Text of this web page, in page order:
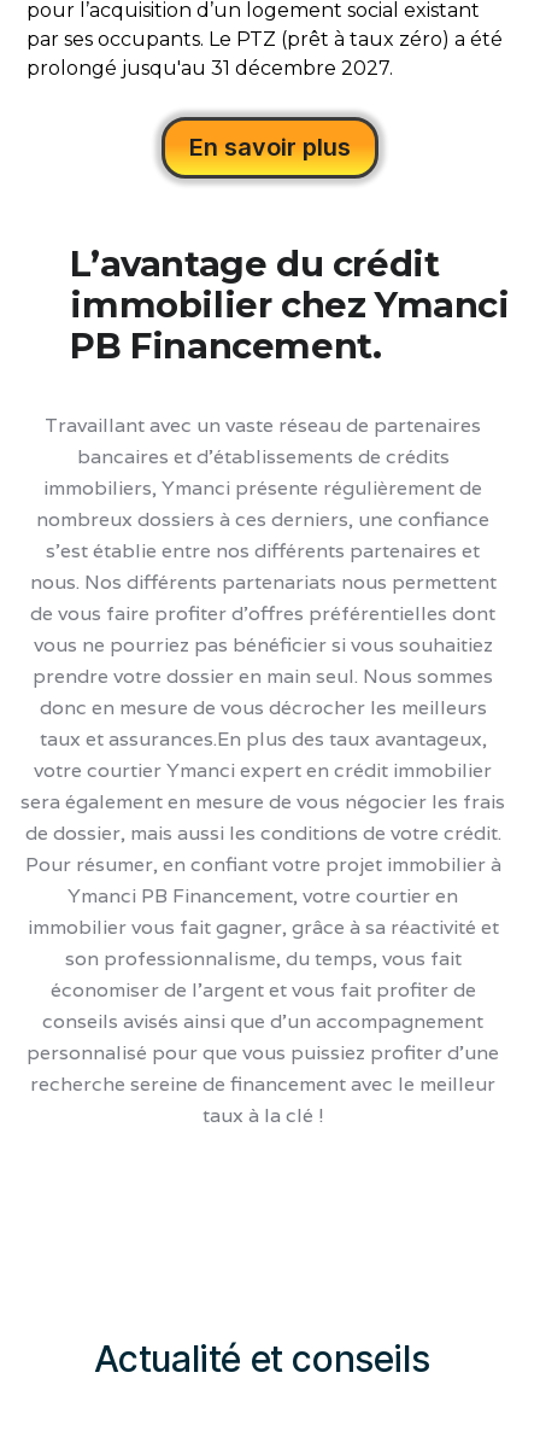
pour l’acquisition d’un logement social existant
par ses occupants. Le PTZ (prêt à taux zéro) a été
prolongé jusqu'au 31 décembre 2027.
En savoir plus
L’avantage du crédit
immobilier chez Ymanci
PB Financement.
Travaillant avec un vaste réseau de partenaires
bancaires et d’établissements de crédits
immobiliers, Ymanci présente régulièrement de
nombreux dossiers à ces derniers, une confiance
s'est établie entre nos différents partenaires et
nous. Nos différents partenariats nous permettent
de vous faire profiter d’offres préférentielles dont
vous ne pourriez pas bénéficier si vous souhaitiez
prendre votre dossier en main seul. Nous sommes
donc en mesure de vous décrocher les meilleurs
taux et assurances.En plus des taux avantageux,
votre courtier Ymanci expert en crédit immobilier
sera également en mesure de vous négocier les frais
de dossier, mais aussi les conditions de votre crédit.
Pour résumer, en confiant votre projet immobilier à
Ymanci PB Financement, votre courtier en
immobilier vous fait gagner, grâce à sa réactivité et
son professionnalisme, du temps, vous fait
économiser de l’argent et vous fait profiter de
conseils avisés ainsi que d’un accompagnement
personnalisé pour que vous puissiez profiter d’une
recherche sereine de financement avec le meilleur
taux à la clé !
Blog
Actualité et conseils